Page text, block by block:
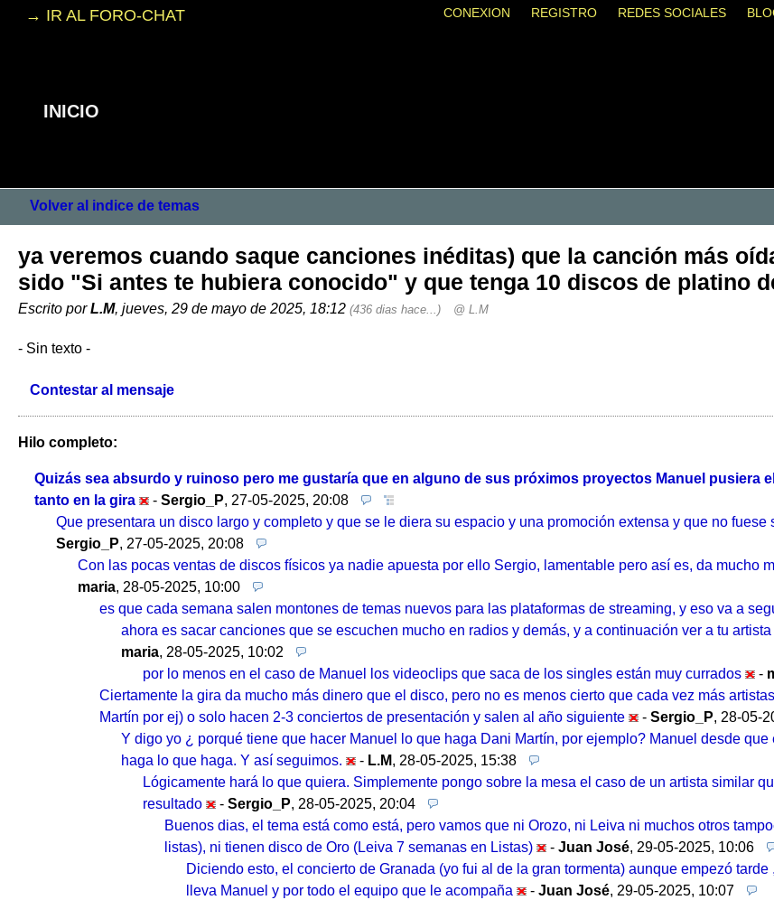
→ IR AL FORO-CHAT
INICIO
CONEXION REGISTRO REDES SOCIALES
Volver al indice de temas
ya veremos cuando saque canciones inéditas) que la canción más
sido "Si antes te hubiera conocido" y que tenga 10 discos de platino
Escrito porL.M, jueves, 29 de mayo de 2025, 18:12 (436 dias hace...) @ L.M
- Sin texto -
Contestar al mensaje
Hilo completo:
Quizás sea absurdo y ruinoso pero me gustaría que en alguno de sus próximos proyectos Manuel pusiera
tanto en la gira
- Sergio_P, 27-05-2025, 20:08
Que presentara un disco largo y completo y que se le diera su espacio y una promoción extensa y que no
Sergio_P, 27-05-2025, 20:08
Con las pocas ventas de discos físicos ya nadie apuesta por ello Sergio, lamentable pero así es, da mucho
maria, 28-05-2025, 10:00
es que cada semana salen montones de temas nuevos para las plataformas de streaming, y eso va a
ahora es sacar canciones que se escuchen mucho en radios y demás, y a continuación ver a tu
maria, 28-05-2025, 10:02
por lo menos en el caso de Manuel los videoclips que saca de los singles están muy currados
-
Ciertamente la gira da mucho más dinero que el disco, pero no es menos cierto que cada vez más
Martín por ej) o solo hacen 2-3 conciertos de presentación y salen al año siguiente
- Sergio_P, 28-05-
Y digo yo ¿ porqué tiene que hacer Manuel lo que haga Dani Martín, por ejemplo? Manuel desde
haga lo que haga. Y así seguimos.
- L.M, 28-05-2025, 15:38
Lógicamente hará lo que quiera. Simplemente pongo sobre la mesa el caso de un artista similar
resultado
- Sergio_P, 28-05-2025, 20:04
Buenos dias, el tema está como está, pero vamos que ni Orozo, ni Leiva ni muchos otros
listas), ni tienen disco de Oro (Leiva 7 semanas en Listas)
- Juan José, 29-05-2025, 10:06
Diciendo esto, el concierto de Granada (yo fui al de la gran tormenta) aunque empezó
lleva Manuel y por todo el equipo que le acompaña
- Juan José, 29-05-2025, 10:07